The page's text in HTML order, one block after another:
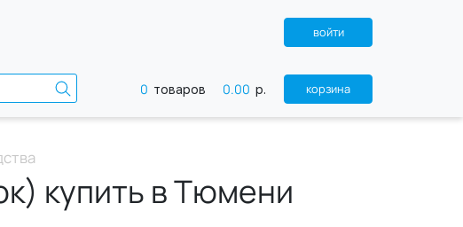
войти
0 товаров 0.00 р. корзина
купить в Тюмени